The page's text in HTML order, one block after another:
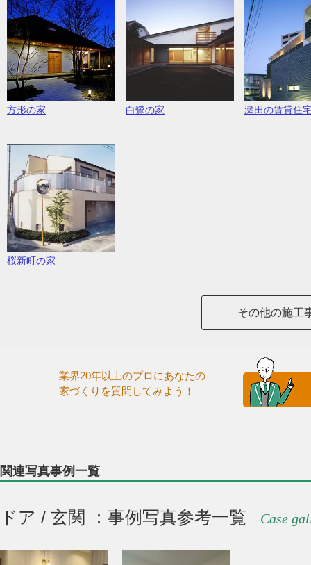
方形の家 白鷺の家 瀬田の賃貸住
桜新町の家
その他の施工
業界20年以上のプロにあなたの
家づくりを質問してみよう！
関連写真事例一覧
ドア / 玄関 ：事例写真参考一覧 Case